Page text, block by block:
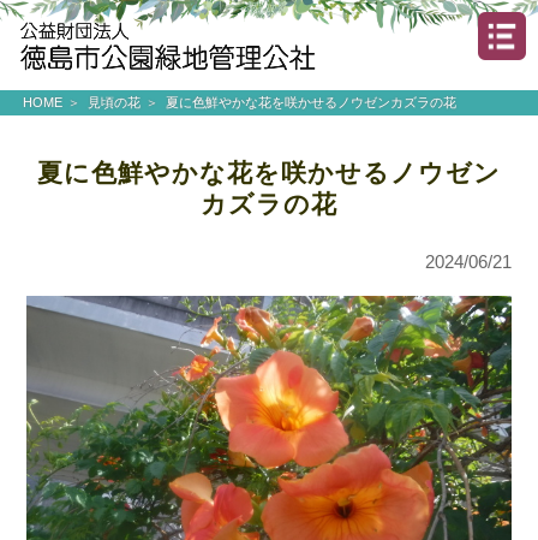
HOME 見頃の花 夏に色鮮やかな花を咲かせるノウゼンカズラの花
夏に色鮮やかな花を咲かせるノウゼン
カズラの花
2024/06/21